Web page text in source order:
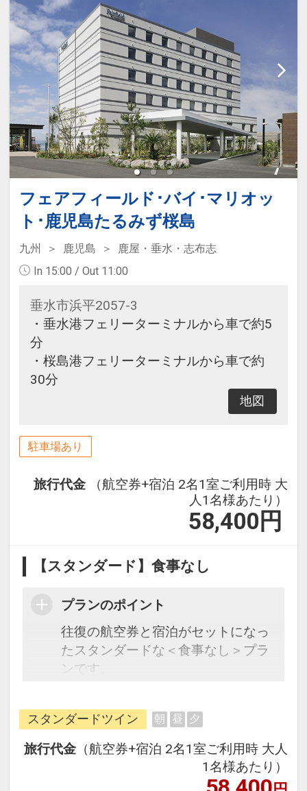
フェアフィールド･バイ･マリオッ
ト･鹿児島たるみず桜島
九州 鹿児島
鹿屋・垂水・志布志
In 15:00 / Out 11:00
垂水市浜平2057-3
・垂水港フェリーターミナルから車で約5
分
・桜島港フェリーターミナルから車で約
30分
地図
駐車場あり
旅行代金
（航空券+宿泊 2名1室ご利用時 大
人1名様あたり）
58,400 円
【スタンダード】食事なし
プランのポイント
往復の航空券と宿泊がセットになっ
たスタンダードな＜食事なし＞プラ
ンです。
できるダイナミックパッケージだか
ら、一都市滞在はもちろん周遊旅行
にも最適！
旅行期間中の1泊だけの宿泊や延
泊・飛び泊なども自由自在です。
スタンダードツイン 朝 昼 夕
旅行代金 （航空券+宿泊 2名1室ご利用時 大人
1名様あたり）